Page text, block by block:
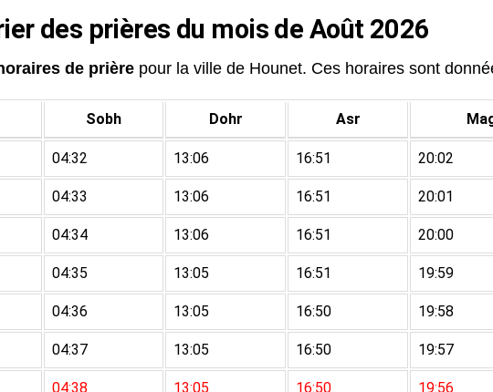
des prières du mois de Août 2026
de prière pour la ville de Hounet. Ces horaires sont
Sobh Dohr Asr
04:32 13:06 16:51 20:02
04:33 13:06 16:51 20:01
04:34 13:06 16:51 20:00
04:35 13:05 16:51 19:59
04:36 13:05 16:50 19:58
04:37 13:05 16:50 19:57
04:38 13:05 16:50 19:56